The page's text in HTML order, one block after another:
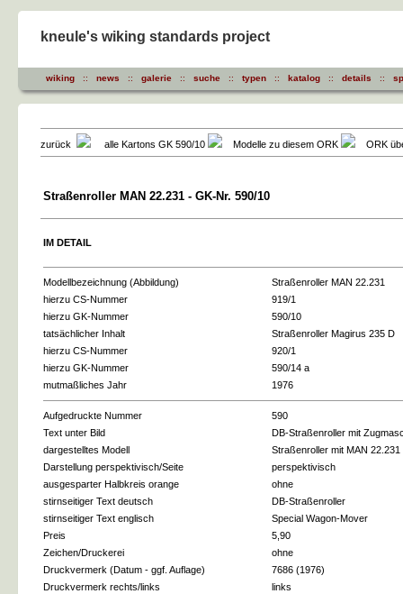
kneule's wiking standards project
wiking :: news :: galerie :: suche :: typen :: katalog :: details ::
zurück alle Kartons GK 590/10 Modelle zu diesem ORK ORK
Straßenroller MAN 22.231 - GK-Nr. 590/10
IM DETAIL
Modellbezeichnung (Abbildung)
Straßenroller MAN 22.231
hierzu CS-Nummer
919/1
hierzu GK-Nummer
590/10
tatsächlicher Inhalt
Straßenroller Magirus 235 D
hierzu CS-Nummer
920/1
hierzu GK-Nummer
590/14 a
mutmaßliches Jahr
1976
Aufgedruckte Nummer
590
Text unter Bild
DB-Straßenroller mit
dargestelltes Modell
Straßenroller mit MAN 22.231
Darstellung perspektivisch/Seite
perspektivisch
ausgesparter Halbkreis orange
ohne
stirnseitiger Text deutsch
DB-Straßenroller
stirnseitiger Text englisch
Special Wagon-Mover
Preis
5,90
Zeichen/Druckerei
ohne
Druckvermerk (Datum - ggf. Auflage)
7686 (1976)
Druckvermerk rechts/links
links